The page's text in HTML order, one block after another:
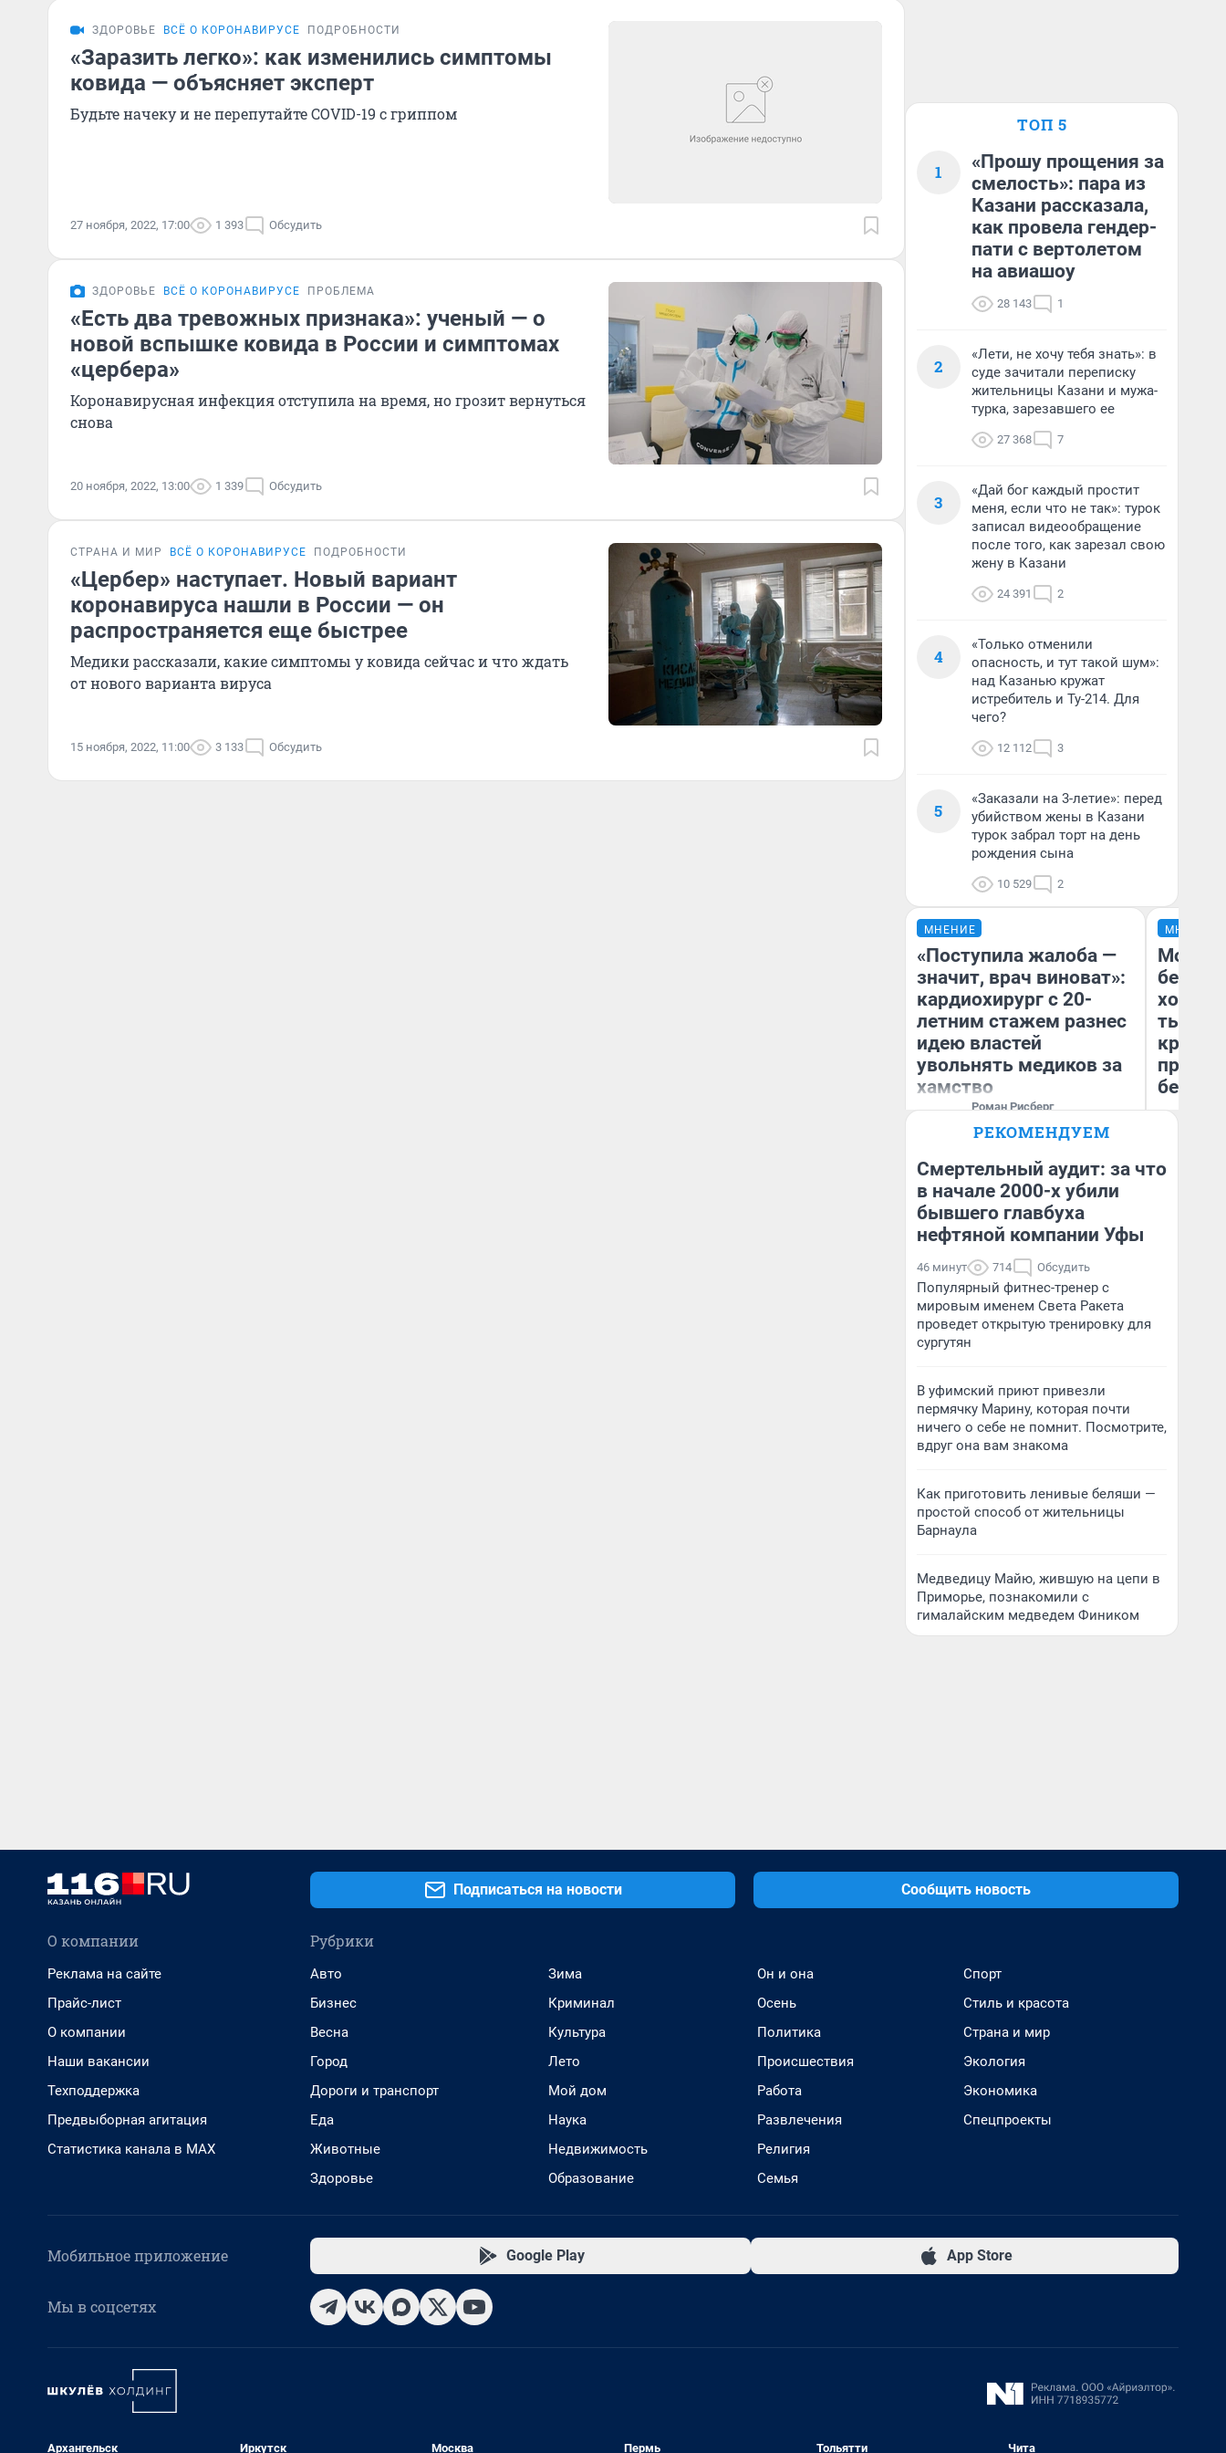
ЗДОРОВЬЕ ВСЁ О КОРОНАВИРУСЕ ПОДРОБНОСТИ
«Заразить легко»: как изменились симптомы
ковида — объясняет эксперт
Будьте начеку и не перепутайте COVID-19 с гриппом
27 ноября, 2022, 17:00 1 393 Обсудить
ЗДОРОВЬЕ ВСЁ О КОРОНАВИРУСЕ ПРОБЛЕМА
«Есть два тревожных признака»: ученый — о
новой вспышке ковида в России и симптомах
«цербера»
Коронавирусная инфекция отступила на время, но грозит вернуться
снова
20 ноября, 2022, 13:00 1 339 Обсудить
СТРАНА И МИР ВСЁ О КОРОНАВИРУСЕ ПОДРОБНОСТИ
«Цербер» наступает. Новый вариант
коронавируса нашли в России — он
распространяется еще быстрее
Медики рассказали, какие симптомы у ковида сейчас и что ждать
от нового варианта вируса
15 ноября, 2022, 11:00 3 133 Обсудить
ТОП 5
1
«Прошу прощения за
смелость»: пара из
Казани рассказала,
как провела гендер-
пати с вертолетом
на авиашоу
28 143 1
2
«Лети, не хочу тебя знать»: в
суде зачитали переписку
жительницы Казани и мужа-
турка, зарезавшего ее
27 368 7
3
«Дай бог каждый простит
меня, если что не так»: турок
записал видеообращение
после того, как зарезал свою
жену в Казани
24 391 2
4
«Только отменили
опасность, и тут такой шум»:
над Казанью кружат
истребитель и Ту-214. Для
чего?
12 112 3
5
«Заказали на 3-летие»: перед
убийством жены в Казани
турок забрал торт на день
рождения сына
10 529 2
МНЕНИЕ
«Поступила жалоба —
значит, врач виноват»:
кардиохирург с 20-
летним стажем разнес
идею властей
увольнять медиков за
хамство
Роман Рисберг
Выполнил более 7000
лечебных и диагностических
сосудах.
МНЕНИЕ
Мой
хотела
тысяч,
РЕКОМЕНДУЕМ
Смертельный аудит: за что
в начале 2000-х убили
бывшего главбуха
нефтяной компании Уфы
46 минут 714 Обсудить
Популярный фитнес-тренер с
мировым именем Света Ракета
проведет открытую тренировку для
сургутян
В уфимский приют привезли
пермячку Марину, которая почти
ничего о себе не помнит. Посмотрите,
вдруг она вам знакома
Как приготовить ленивые беляши —
простой способ от жительницы
Барнаула
Медведицу Майю, жившую на цепи в
Приморье, познакомили с
гималайским медведем Фиником
Подписаться на новости Сообщить новость
О компании
Реклама на сайте
Прайс-лист
О компании
Наши вакансии
Техподдержка
Предвыборная агитация
Статистика канала в MAX
Рубрики
Авто
Бизнес
Весна
Город
Дороги и транспорт
Еда
Животные
Здоровье
Зима
Криминал
Культура
Лето
Мой дом
Наука
Недвижимость
Образование
Он и она
Осень
Политика
Происшествия
Работа
Развлечения
Религия
Семья
Спорт
Стиль и красота
Страна и мир
Экология
Экономика
Спецпроекты
Мобильное приложение Google Play App Store
Мы в соцсетях
Архангельск Иркутск Москва Пермь Тольятти Чита